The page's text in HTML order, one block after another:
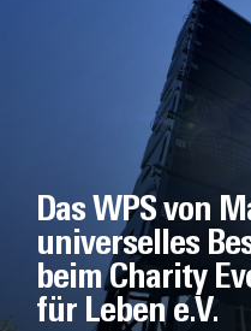
Das WPS von
universelles
beim Charity
für Leben e.V.